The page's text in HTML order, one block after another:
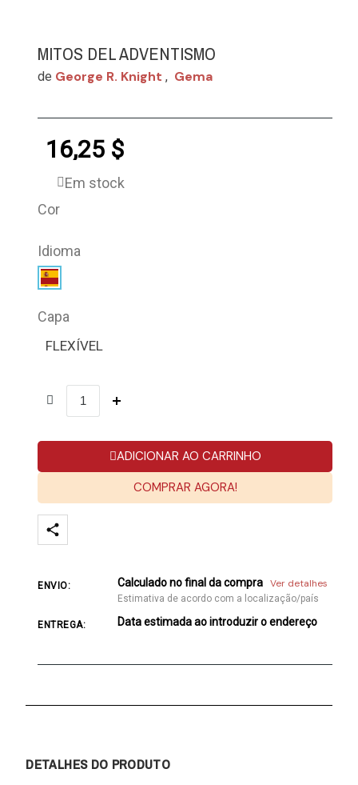
MITOS DEL ADVENTISMO
de George R. Knight , Gema
16,25 $
Em stock
Cor
Idioma
Capa
FLEXÍVEL
ADICIONAR AO CARRINHO
COMPRAR AGORA!
ENVIO: Calculado no final da compra Ver detalhes
Estimativa de acordo com a localização/país
ENTREGA: Data estimada ao introduzir o endereço
DETALHES DO PRODUTO